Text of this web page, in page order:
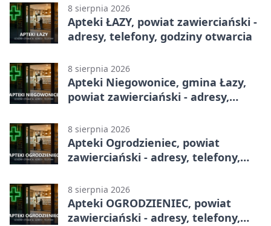
8 sierpnia 2026
Apteki ŁAZY, powiat zawierciański -
adresy, telefony, godziny otwarcia
8 sierpnia 2026
Apteki Niegowonice, gmina Łazy,
powiat zawierciański - adresy,
8 sierpnia 2026
Apteki Ogrodzieniec, powiat
zawierciański - adresy, telefony,
8 sierpnia 2026
Apteki OGRODZIENIEC, powiat
zawierciański - adresy, telefony,